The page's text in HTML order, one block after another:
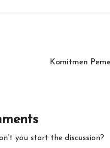
Komitmen
you start the discussion?